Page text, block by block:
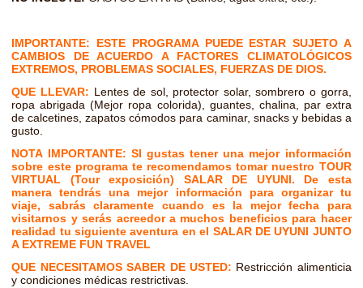
IMPORTANTE: ESTE PROGRAMA PUEDE ESTAR SUJETO A
CAMBIOS DE ACUERDO A FACTORES CLIMATOLÓGICOS
EXTREMOS, PROBLEMAS SOCIALES, FUERZAS DE DIOS.
QUE LLEVAR: Lentes de sol, protector solar, sombrero o gorra,
ropa abrigada (Mejor ropa colorida), guantes, chalina, par extra
de calcetines, zapatos cómodos para caminar, snacks y bebidas a
gusto.
NOTA IMPORTANTE: SI gustas tener una mejor información
sobre este programa te recomendamos tomar nuestro TOUR
VIRTUAL (Tour exposición) SALAR DE UYUNI. De esta
manera tendrás una mejor información para organizar tu
viaje, sabrás claramente cuando es la mejor fecha para
visitarnos y serás acreedor a muchos beneficios para hacer
realidad tu siguiente aventura en el SALAR DE UYUNI JUNTO
A EXTREME FUN TRAVEL
QUE NECESITAMOS SABER DE USTED: Restricción alimenticia
y condiciones médicas restrictivas.